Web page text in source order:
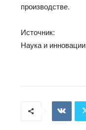
производстве.
Источник:
Наука и инновации